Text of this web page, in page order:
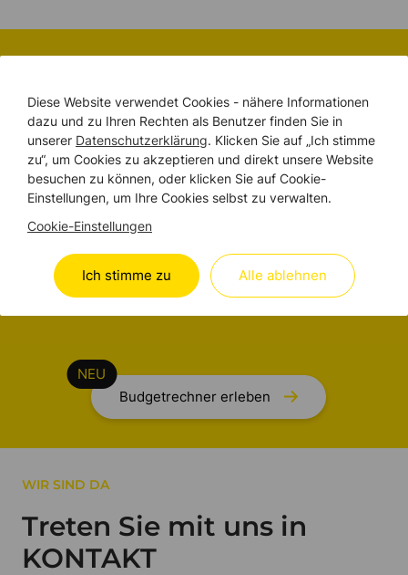
Spielend leicht Ihr
Brandschutz
PROJEKTBUDGET
kalkulieren.
Mehr Klarheit und Transparenz für Ihr geplantes
Brandschutz-Projekt in Bern oder der Region –
und das in nur wenigen Minuten.
Budgetrechner erleben
WIR SIND DA
Treten Sie mit uns in
KONTAKT
Diese Website verwendet Cookies - nähere Informationen
dazu und zu Ihren Rechten als Benutzer finden Sie in
unserer Datenschutzerklärung. Klicken Sie auf „Ich stimme
zu“, um Cookies zu akzeptieren und direkt unsere Website
besuchen zu können, oder klicken Sie auf Cookie-
Einstellungen, um Ihre Cookies selbst zu verwalten.
Cookie-Einstellungen
Ich stimme zu Alle ablehnen